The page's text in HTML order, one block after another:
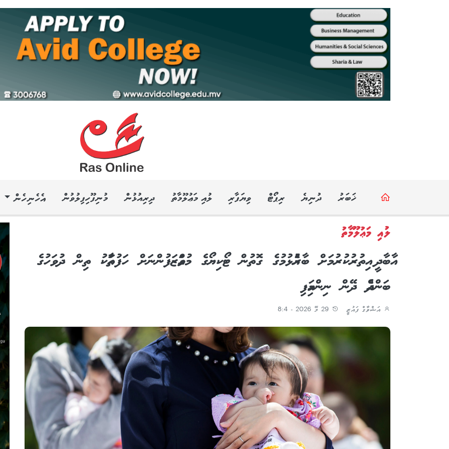
ޚަބަރު ދުނިޔެ ރިޕޯޓް ވިޔަފާރި ލުއި މަޢުލޫމާތު ދިރިއުޅުން މުނިފޫހިފިލުވުން އެހެނިހެން
ލުއި މަޢުލޫމާތު
އާބާދީ އިތުރުކުރުމަށް ބާރުއެޅުމުގެ ގޮތުން ޓޯކިޔޯގެ މުވައްޒަފުންނަށް ހަފުތާއަކު ތިން ދުވަހުގެ
ބަންދެއް ދޭން ނިންމައިފި
އަޝްވާގް ފައުޒީ